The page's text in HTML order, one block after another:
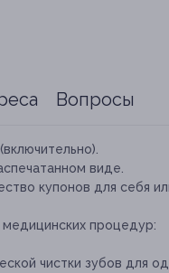
Вопросы
виде.
купонов для себя
процедур:
чистки зубов для